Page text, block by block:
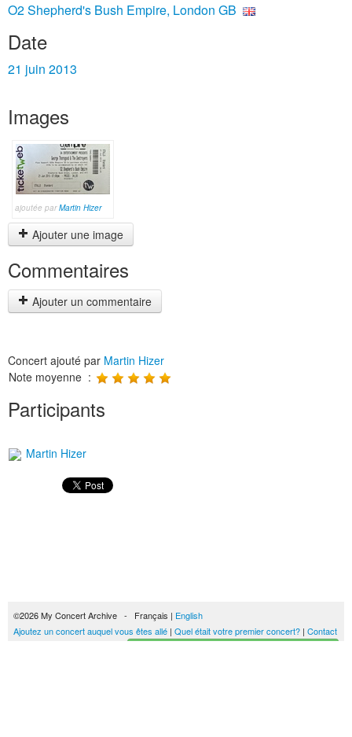
O2 Shepherd's Bush Empire, London GB
Date
21 juin 2013
Images
ajoutée parMartin Hizer
Ajouter une image
Commentaires
Ajouter un commentaire
Concert ajouté par Martin Hizer
Note moyenne :
Participants
Martin Hizer
©2026 My Concert Archive - Français | English
Ajoutez un concert auquel vous êtes allé | Quel était votre premier concert? | Contact